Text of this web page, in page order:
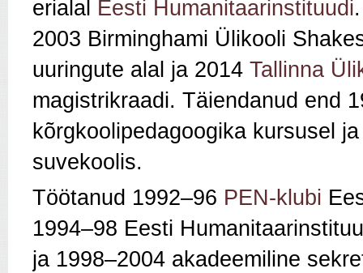
erialal Eesti Humanitaarinstituudi
2003 Birminghami Ülikooli
uuringute alal ja 2014 Tallinna
magistrikraadi. Täiendanud end
kõrgkoolipedagoogika kursusel
suvekoolis.
Töötanud 1992–96 PEN-klubi
1994–98 Eesti
ja 1998–2004 akadeemiline